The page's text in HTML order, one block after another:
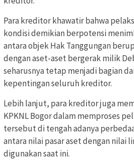
Para kreditor khawatir bahwa
kondisi demikian berpotensi
antara objek Hak Tanggungan
dengan aset-aset bergerak milik
seharusnya tetap menjadi bagian
kepentingan seluruh kreditor.
Lebih lanjut, para kreditor juga
KPKNL Bogor dalam memproses
tersebut di tengah adanya
antara nilai pasar aset dengan nilai
digunakan saat ini.